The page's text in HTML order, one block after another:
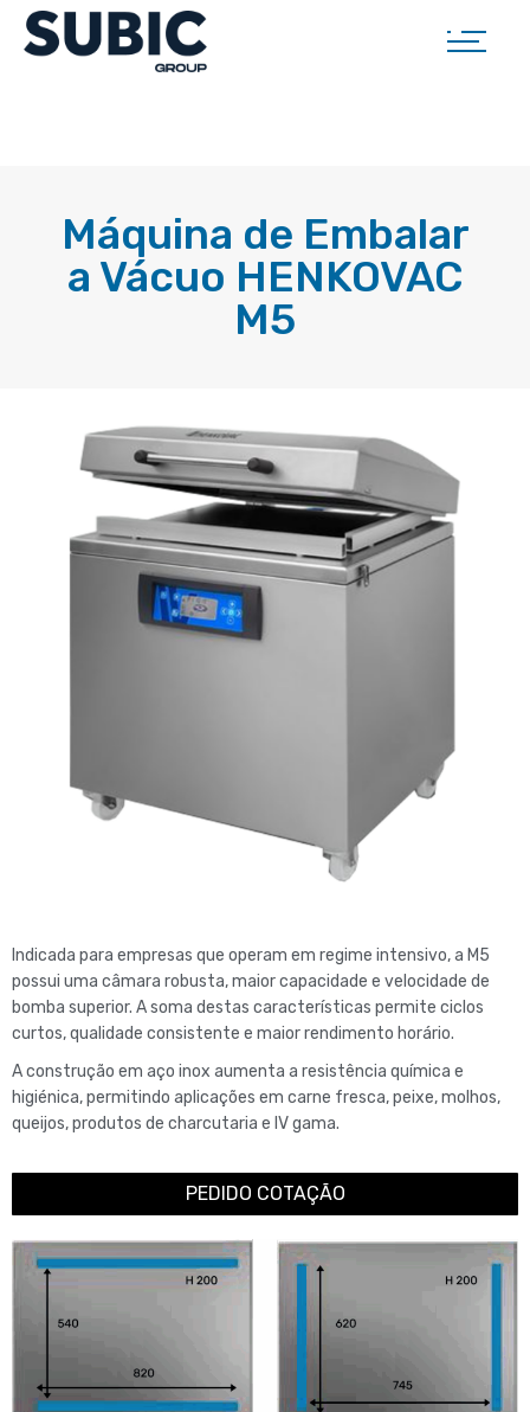
Máquina de Embalar
a Vácuo HENKOVAC
M5
Indicada para empresas que operam em regime intensivo, a M5
possui uma câmara robusta, maior capacidade e velocidade de
bomba superior. A soma destas características permite ciclos
curtos, qualidade consistente e maior rendimento horário.
A construção em aço inox aumenta a resistência química e
higiénica, permitindo aplicações em carne fresca, peixe, molhos,
queijos, produtos de charcutaria e IV gama.
PEDIDO COTAÇÃO